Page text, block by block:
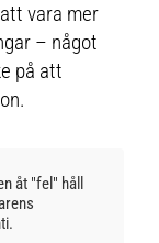
vara mer
– något
på att
åt "fel" håll